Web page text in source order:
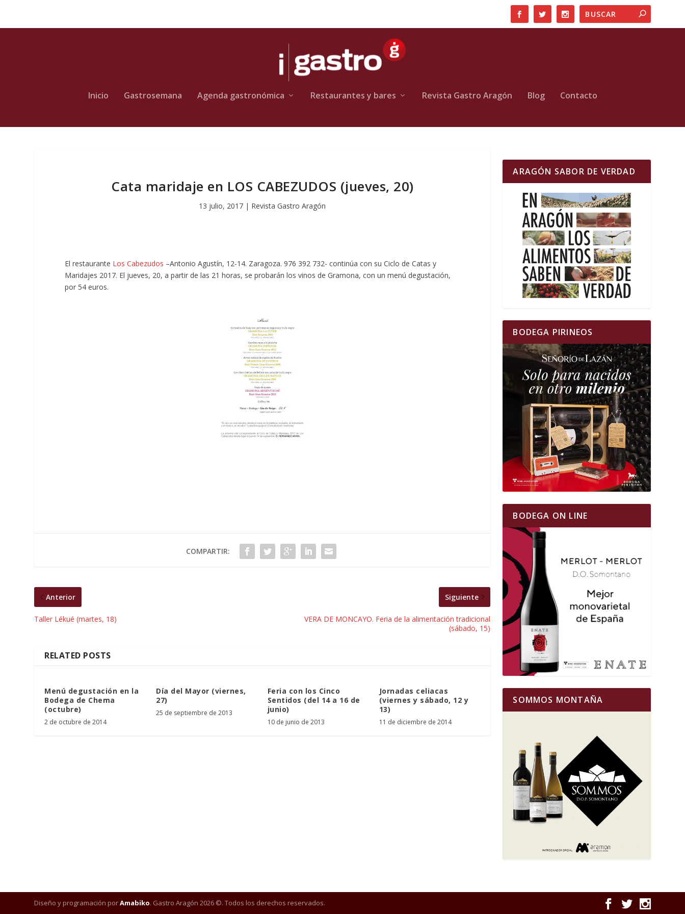
Inicio Gastrosemana Agenda gastronómica Restaurantes y bares Revista Gastro Aragón Blog Contacto
Cata maridaje en LOS CABEZUDOS (jueves, 20)
13 julio, 2017 | Revista Gastro Aragón
El restaurante Los Cabezudos –Antonio Agustín, 12-14. Zaragoza. 976 392 732- continúa con su Ciclo de Catas y
Maridajes 2017. El jueves, 20, a partir de las 21 horas, se probarán los vinos de Gramona, con un menú degustación,
por 54 euros.
COMPARTIR:
Anterior
Taller Lékué (martes, 18)
Siguiente
VERA DE MONCAYO. Feria de la alimentación tradicional
(sábado, 15)
RELATED POSTS
Menú degustación en la
Bodega de Chema
(octubre)
2 de octubre de 2014
Día del Mayor (viernes,
27)
25 de septiembre de 2013
Feria con los Cinco
Sentidos (del 14 a 16 de
junio)
10 de junio de 2013
Jornadas celiacas
(viernes y sábado, 12 y
13)
11 de diciembre de 2014
ARAGÓN SABOR DE VERDAD
BODEGA PIRINEOS
BODEGA ON LINE
SOMMOS MONTAÑA
Diseño y programación porAmabiko. Gastro Aragón 2026 ©. Todos los derechos reservados.